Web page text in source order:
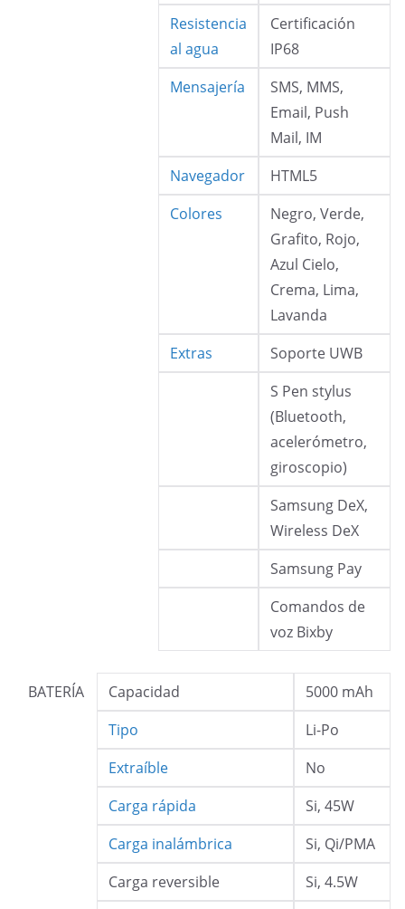
Resistencia
al agua
Certificación
IP68
Mensajería
SMS, MMS,
Email, Push
Mail, IM
Navegador
HTML5
Colores
Negro, Verde,
Grafito, Rojo,
Azul Cielo,
Crema, Lima,
Lavanda
Extras
Soporte UWB
S Pen stylus
(Bluetooth,
acelerómetro,
giroscopio)
Samsung DeX,
Wireless DeX
Samsung Pay
Comandos de
voz Bixby
BATERÍA Capacidad
5000 mAh
Tipo
Li-Po
Extraíble
No
Carga rápida
Si, 45W
Carga inalámbrica
Si, Qi/PMA
Carga reversible
Si, 4.5W